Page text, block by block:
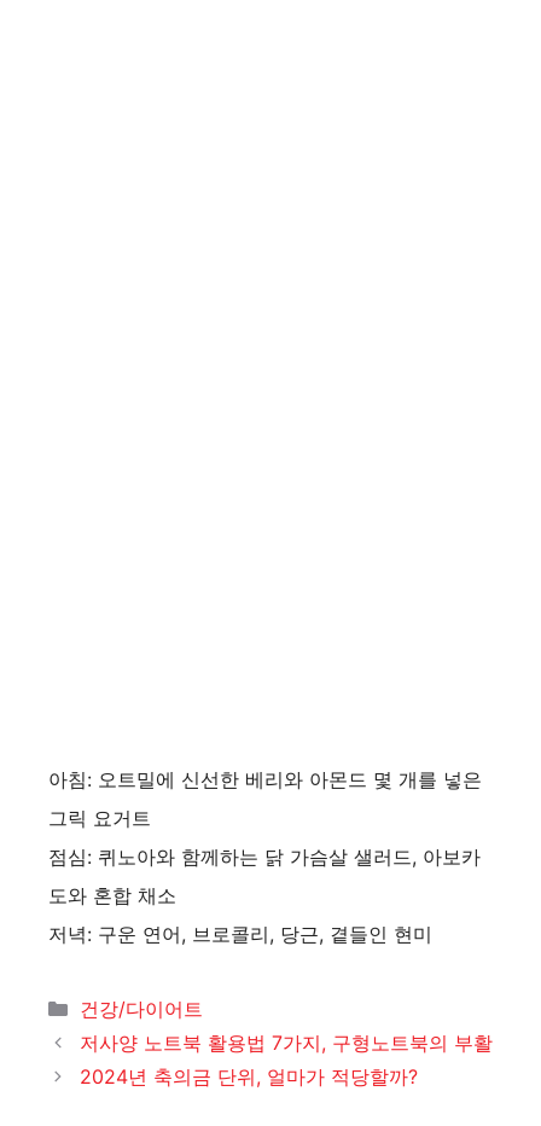
아침: 오트밀에 신선한 베리와 아몬드 몇 개를 넣은
그릭 요거트
점심: 퀴노아와 함께하는 닭 가슴살 샐러드, 아보카
도와 혼합 채소
저녁: 구운 연어, 브로콜리, 당근, 곁들인 현미
카
테
리
건강/다이어트
저사양 노트북 활용법 7가지, 구형노트북의 부활
2024년 축의금 단위, 얼마가 적당할까?